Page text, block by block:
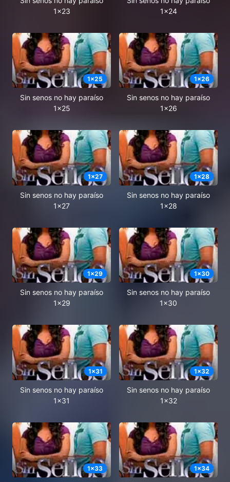
1x23
1x24
1x25
Sin senos no hay paraíso
1x25
1x26
Sin senos no hay paraíso
1x26
1x27
Sin senos no hay paraíso
1x27
1x28
Sin senos no hay paraíso
1x28
1x29
Sin senos no hay paraíso
1x29
1x30
Sin senos no hay paraíso
1x30
1x31
Sin senos no hay paraíso
1x31
1x32
Sin senos no hay paraíso
1x32
1x33 1x34